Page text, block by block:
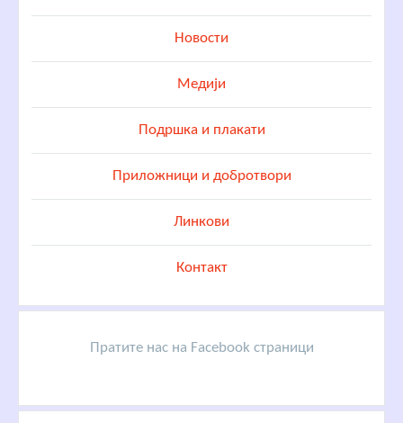
Новости
Медији
Подршка и плакати
Приложници и добротвори
Линкови
Контакт
Пратите нас на Facebook страници